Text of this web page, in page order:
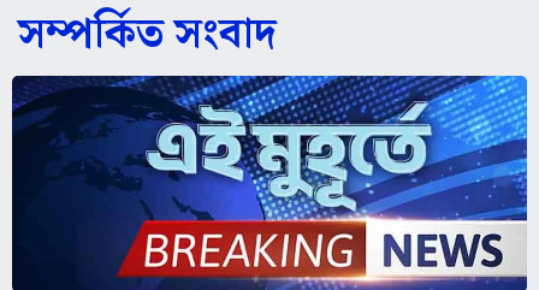
সম্পর্কিত সংবাদ